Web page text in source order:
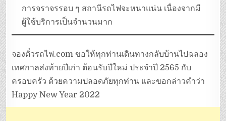
การจราจรรอบ ๆ สถานีรถไฟจะหนาแน่น เนื่องจากมี
ผู้ใช้บริการเป็นจำนวนมาก
จองตั๋วรถไฟ.com ขอให้ทุกท่านเดินทางกลับบ้านไปฉลอง
เทศกาลส่งท้ายปีเก่า ต้อนรับปีใหม่ ประจำปี 2565 กับ
ครอบครัว ด้วยความปลอดภัยทุกท่าน และขอกล่าวคำว่า
Happy New Year 2022